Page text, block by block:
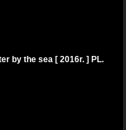
by the sea [ 2016r. ] PL.